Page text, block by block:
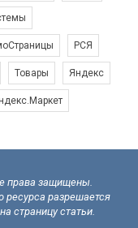
РСЯ
Товары Яндекс
права защищены.
ресурса разрешается
страницу статьи.